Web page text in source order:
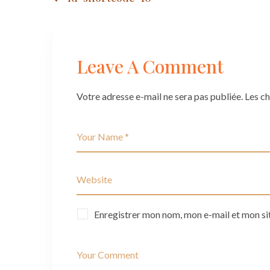
Leave A Comment
Votre adresse e-mail ne sera pas publiée. Les
Enregistrer mon nom, mon e-mail et mon